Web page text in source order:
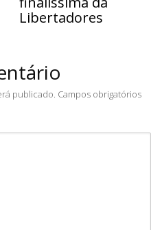
Libertadores
publicado. Campos obrigatórios